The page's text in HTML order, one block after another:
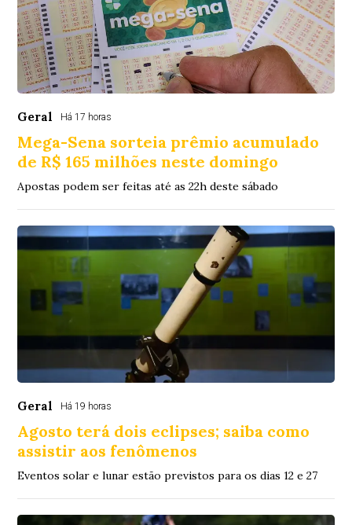
Geral Há 17 horas
Mega-Sena sorteia prêmio acumulado
de R$ 165 milhões neste domingo
Apostas podem ser feitas até as 22h deste sábado
Geral Há 19 horas
Agosto terá dois eclipses; saiba como
assistir aos fenômenos
Eventos solar e lunar estão previstos para os dias 12 e 27